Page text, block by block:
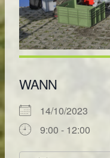
WANN
14/10/2023
9:00 - 12:00